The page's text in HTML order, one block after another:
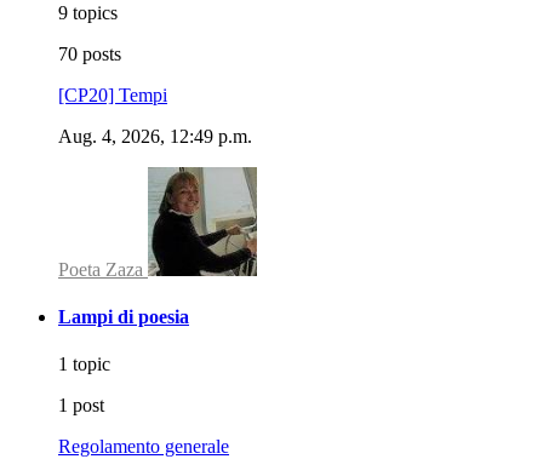
9 topics
70 posts
[CP20] Tempi
Aug. 4, 2026, 12:49 p.m.
Poeta Zaza
Lampi di poesia
1 topic
1 post
Regolamento generale